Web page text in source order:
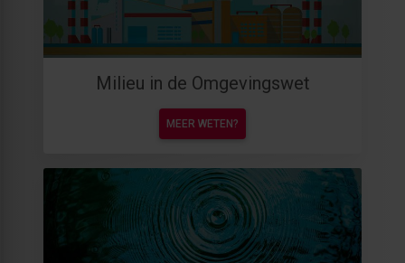
Milieu in de Omgevingswet
MEER WETEN?